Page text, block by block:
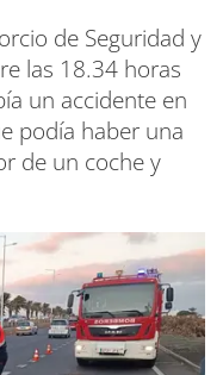
de Seguridad y
las 18.34 horas
un accidente en
podía haber una
de un coche y